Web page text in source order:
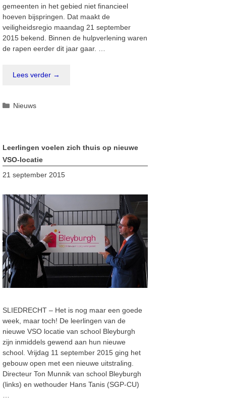
gemeenten in het gebied niet financieel
hoeven bijspringen. Dat maakt de
veiligheidsregio maandag 21 september
2015 bekend. Binnen de hulpverlening waren
de rapen eerder dit jaar gaar. …
Lees verder →
Categorieën
Nieuws
Leerlingen voelen zich thuis op nieuwe
VSO-locatie
21 september 2015
SLIEDRECHT – Het is nog maar een goede
week, maar toch! De leerlingen van de
nieuwe VSO locatie van school Bleyburgh
zijn inmiddels gewend aan hun nieuwe
school. Vrijdag 11 september 2015 ging het
gebouw open met een nieuwe uitstraling.
Directeur Ton Munnik van school Bleyburgh
(links) en wethouder Hans Tanis (SGP-CU)